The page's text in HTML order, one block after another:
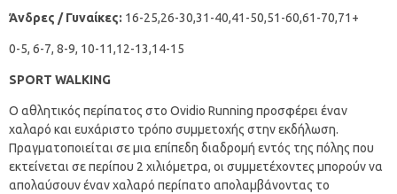
Άνδρες / Γυναίκες: 16-25,26-30,31-40,41-50,51-60,61-70,71+
0-5, 6-7, 8-9, 10-11,12-13,14-15
SPORT WALKING
Ο αθλητικός περίπατος στο Ovidio Running προσφέρει έναν
χαλαρό και ευχάριστο τρόπο συμμετοχής στην εκδήλωση.
Πραγματοποιείται σε μια επίπεδη διαδρομή εντός της πόλης που
εκτείνεται σε περίπου 2 χιλιόμετρα, οι συμμετέχοντες μπορούν να
απολαύσουν έναν χαλαρό περίπατο απολαμβάνοντας το